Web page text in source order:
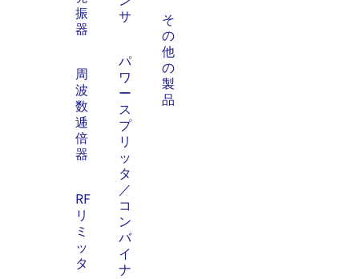
振
器
周
波
数
逓
倍
器
RF
リ
ミ
ッ
タ
サ
パ
ワ
ー
ス
プ
リ
ッ
タ
／
コ
ン
バ
イ
ナ
そ
の
他
の
製
品